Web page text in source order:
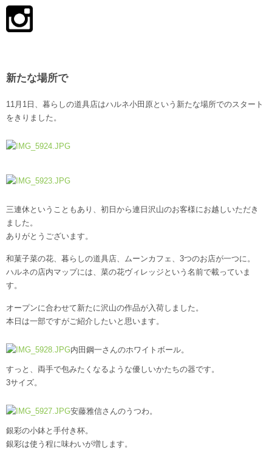
新たな場所で
11月1日、暮らしの道具店はハルネ小田原という新たな場所でのスタート
をきりました。
三連休ということもあり、初日から連日沢山のお客様にお越しいただき
ました。
ありがとうございます。
和菓子菜の花、暮らしの道具店、ムーンカフェ、3つのお店が一つに。
ハルネの店内マップには、菜の花ヴィレッジという名前で載っていま
す。
オープンに合わせて新たに沢山の作品が入荷しました。
本日は一部ですがご紹介したいと思います。
内田鋼一さんのホワイトボール。
すっと、両手で包みたくなるような優しいかたちの器です。
3サイズ。
安藤雅信さんのうつわ。
銀彩の小鉢と手付き杯。
銀彩は使う程に味わいが増します。